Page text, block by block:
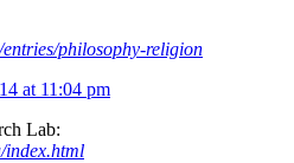
philosophy-religion
at 11:04 pm
Lab:
index.html